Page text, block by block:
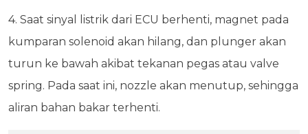
4. Saat sinyal listrik dari ECU berhenti, magnet pada
kumparan solenoid akan hilang, dan plunger akan
turun ke bawah akibat tekanan pegas atau valve
spring. Pada saat ini, nozzle akan menutup, sehingga
aliran bahan bakar terhenti.